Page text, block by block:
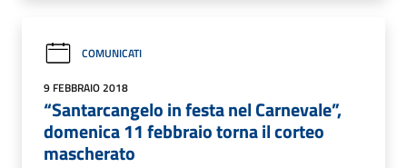
COMUNICATI
9 FEBBRAIO 2018
“Santarcangelo in festa nel Carnevale”,
domenica 11 febbraio torna il corteo
mascherato